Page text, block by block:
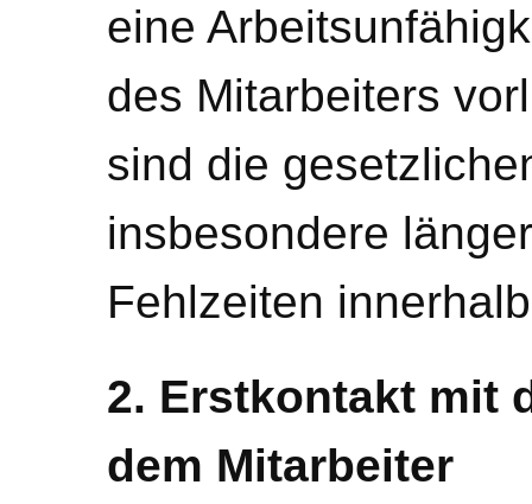
eine
des Mitarbeiters
sind die
insbesondere
Fehlzeiten
2. Erstkontakt mit
dem Mitarbeiter